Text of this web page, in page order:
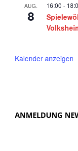
AUG.
8
16:00 -
Kalender anzeigen
ANMELDUNG